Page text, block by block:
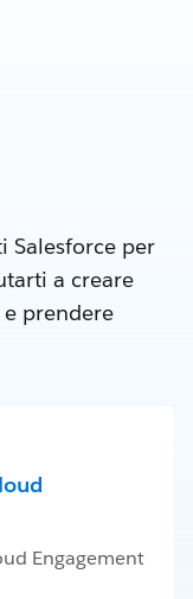
Salesforce per
a creare
prendere
Engagement